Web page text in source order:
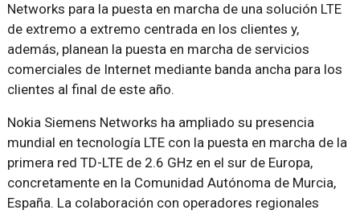
Networks para la puesta en marcha de una solución LTE
de extremo a extremo centrada en los clientes y,
además, planean la puesta en marcha de servicios
comerciales de Internet mediante banda ancha para los
clientes al final de este año.
Nokia Siemens Networks ha ampliado su presencia
mundial en tecnología LTE con la puesta en marcha de la
primera red TD-LTE de 2.6 GHz en el sur de Europa,
concretamente en la Comunidad Autónoma de Murcia,
España. La colaboración con operadores regionales